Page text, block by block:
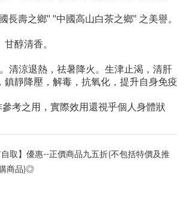
長壽之鄉" "中國高山白茶之鄉" 之美譽。
醇清香。
清涼退熱，祛暑降火。生津止渴，清肝
鎮靜降壓，解毒，抗氧化，提升自身免疫
考之用，實際效用還視乎個人身體狀
取】優惠--正價商品九五折(不包括特價及推
商品)◎